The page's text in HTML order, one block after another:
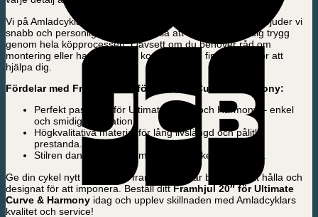
Vi på Amladcyklar sätter alltid kunden i centrum. Därför erbjuder vi
snabb och personlig kundservice, så att du kan känna dig trygg
genom hela köpprocessen. Oavsett om du behöver råd om
montering eller har frågor om kompatibilitet, finns vi här för att
hjälpa dig.
Fördelar med Framhjul 20″ för Ultimate Curve & Harmony:
Perfekt passform för Ultimate Curve och Harmony – enkel
och smidig installation.
Högkvalitativa material för lång livslängd och pålitlig
prestanda.
Stilren dansk design som lyfter din cykels utseende.
Ge din cykel nytt liv med ett framhjul som är byggt för att hålla och
designat för att imponera. Beställ dittFramhjul 20″ för Ultimate
Curve & Harmony idag och upplev skillnaden med Amladcyklars
kvalitet och service!